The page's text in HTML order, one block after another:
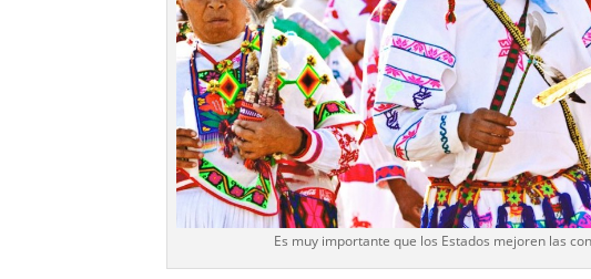
Es muy importante que los Estados mejoren las